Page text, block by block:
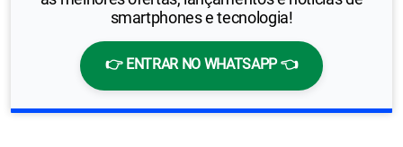
smartphones e tecnologia!
👉 ENTRAR NO WHATSAPP 👈